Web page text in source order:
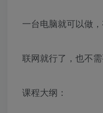
一台电脑就可以做
联网就行了，也不需
课程大纲：